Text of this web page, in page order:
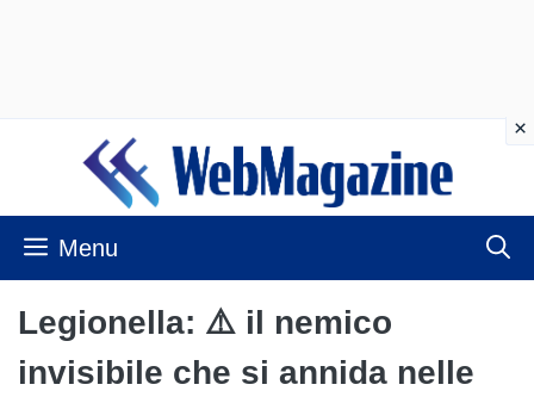
contenuto
Menu
Legionella: ⚠️ il nemico
invisibile che si annida nelle